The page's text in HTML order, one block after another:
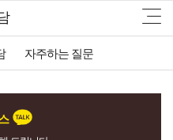
자주하는 질문